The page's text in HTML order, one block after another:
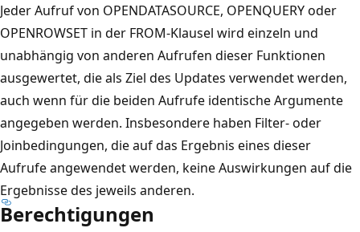
Jeder Aufruf von OPENDATASOURCE, OPENQUERY oder
OPENROWSET in der FROM-Klausel wird einzeln und
unabhängig von anderen Aufrufen dieser Funktionen
ausgewertet, die als Ziel des Updates verwendet werden,
auch wenn für die beiden Aufrufe identische Argumente
angegeben werden. Insbesondere haben Filter- oder
Joinbedingungen, die auf das Ergebnis eines dieser
Aufrufe angewendet werden, keine Auswirkungen auf die
Ergebnisse des jeweils anderen.
Berechtigungen